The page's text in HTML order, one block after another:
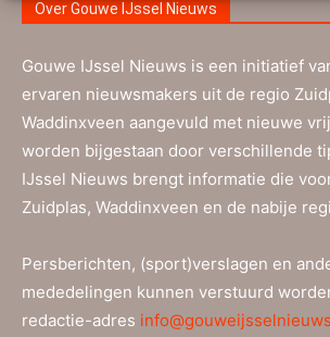
Over Gouwe IJssel Nieuws
Gouwe IJssel Nieuws is een initiatief
ervaren nieuwsmakers uit de regio
Waddinxveen aangevuld met nieuwe
worden bijgestaan door verschillende
IJssel Nieuws brengt informatie die
Zuidplas, Waddinxveen en de nabije
Persberichten, (sport)verslagen en
mededelingen kunnen verstuurd
redactie-adres